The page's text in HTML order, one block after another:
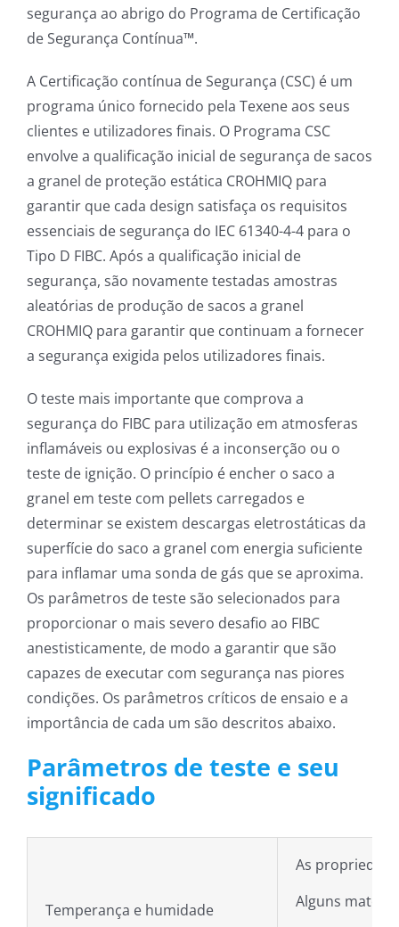
segurança ao abrigo do Programa de Certificação
de Segurança Contínua™.
A Certificação contínua de Segurança (CSC) é um
programa único fornecido pela Texene aos seus
clientes e utilizadores finais. O Programa CSC
envolve a qualificação inicial de segurança de sacos
a granel de proteção estática CROHMIQ para
garantir que cada design satisfaça os requisitos
essenciais de segurança do IEC 61340-4-4 para o
Tipo D FIBC. Após a qualificação inicial de
segurança, são novamente testadas amostras
aleatórias de produção de sacos a granel
CROHMIQ para garantir que continuam a fornecer
a segurança exigida pelos utilizadores finais.
O teste mais importante que comprova a
segurança do FIBC para utilização em atmosferas
inflamáveis ou explosivas é a inconserção ou o
teste de ignição. O princípio é encher o saco a
granel em teste com pellets carregados e
determinar se existem descargas eletrostáticas da
superfície do saco a granel com energia suficiente
para inflamar uma sonda de gás que se aproxima.
Os parâmetros de teste são selecionados para
proporcionar o mais severo desafio ao FIBC
anestisticamente, de modo a garantir que são
capazes de executar com segurança nas piores
condições. Os parâmetros críticos de ensaio e a
importância de cada um são descritos abaixo.
Parâmetros de teste e seu
significado
Temperança e humidade
As
Alguns